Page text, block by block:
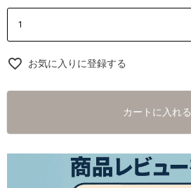
お気に入りに登録する
カートに入れる